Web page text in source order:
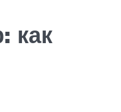
как